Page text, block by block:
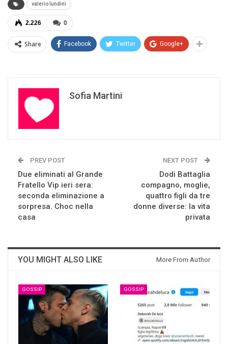
valerio lundini
0
2.226
Share Facebook Twitter Google+
Sofia Martini
PREV POST
Due eliminati al Grande
Fratello Vip ieri sera:
seconda eliminazione a
sorpresa. Choc nella
casa
NEXT POST
Dodi Battaglia
compagno, moglie,
quattro figli da tre
donne diverse: la vita
privata
YOU MIGHT ALSO LIKE More From Author
GOSSIP GOSSIP